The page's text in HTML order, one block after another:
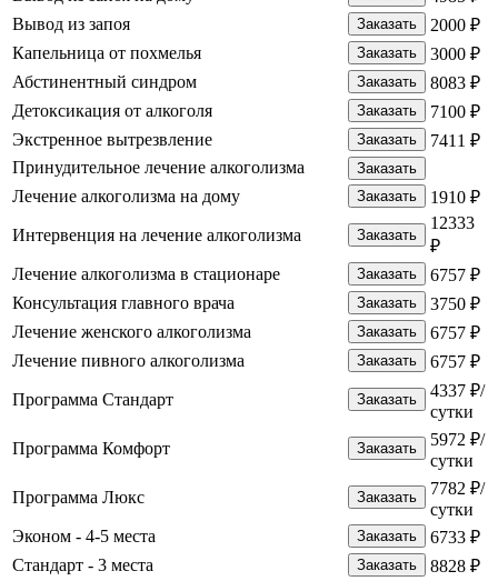
Вывод из запоя
Заказать
2000 ₽
Капельница от похмелья
Заказать
3000 ₽
Абстинентный синдром
Заказать
8083 ₽
Детоксикация от алкоголя
Заказать
7100 ₽
Экстренное вытрезвление
Заказать
7411 ₽
Принудительное лечение алкоголизма
Заказать
Лечение алкоголизма на дому Заказать
1910 ₽
Интервенция на лечение алкоголизма
Заказать
12333
₽
Лечение алкоголизма в стационаре
Заказать
6757 ₽
Консультация главного врача
Заказать
3750 ₽
Лечение женского алкоголизма
Заказать
6757 ₽
Лечение пивного алкоголизма
Заказать
6757 ₽
Программа Стандарт
Заказать
4337 ₽/
сутки
Программа Комфорт
Заказать
5972 ₽/
сутки
Программа Люкс
Заказать
7782 ₽/
сутки
Эконом - 4-5 места
Заказать
6733 ₽
Стандарт - 3 места
Заказать
8828 ₽